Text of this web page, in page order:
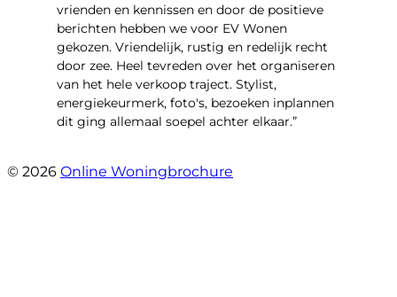
vrienden en kennissen en door de positieve
berichten hebben we voor EV Wonen
gekozen. Vriendelijk, rustig en redelijk recht
door zee. Heel tevreden over het organiseren
van het hele verkoop traject. Stylist,
energiekeurmerk, foto's, bezoeken inplannen
dit ging allemaal soepel achter elkaar.”
© 2026 Online Woningbrochure